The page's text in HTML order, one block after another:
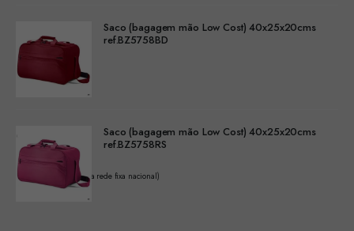
Saco (bagagem mão Low Cost) 40x25x20cms
ref.BZ5758BD
Saco (bagagem mão Low Cost) 40x25x20cms
ref.BZ5758RS
(Chamada para a rede fixa nacional)